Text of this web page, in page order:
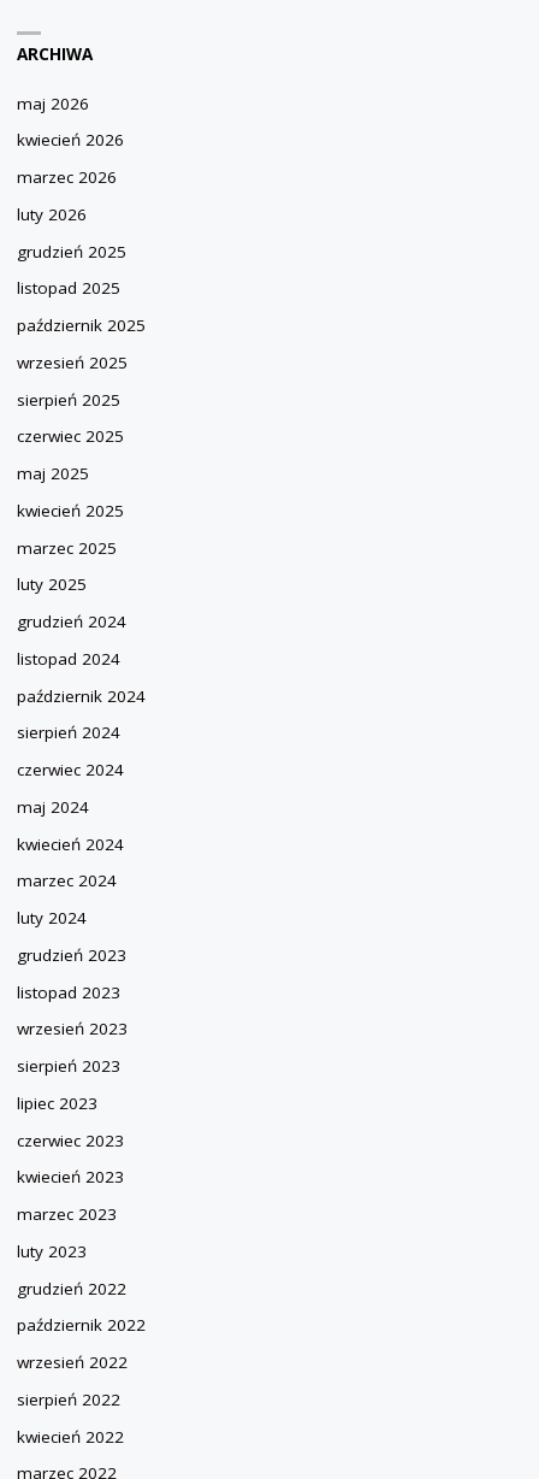
ARCHIWA
maj 2026
kwiecień 2026
marzec 2026
luty 2026
grudzień 2025
listopad 2025
październik 2025
wrzesień 2025
sierpień 2025
czerwiec 2025
maj 2025
kwiecień 2025
marzec 2025
luty 2025
grudzień 2024
listopad 2024
październik 2024
sierpień 2024
czerwiec 2024
maj 2024
kwiecień 2024
marzec 2024
luty 2024
grudzień 2023
listopad 2023
wrzesień 2023
sierpień 2023
lipiec 2023
czerwiec 2023
kwiecień 2023
marzec 2023
luty 2023
grudzień 2022
październik 2022
wrzesień 2022
sierpień 2022
kwiecień 2022
marzec 2022